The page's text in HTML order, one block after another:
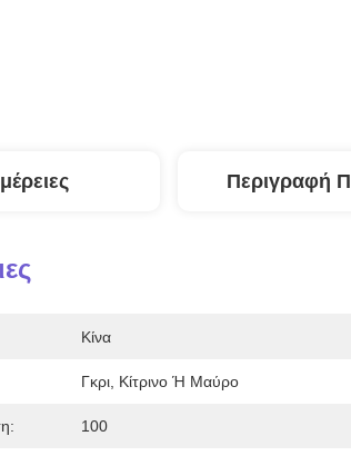
Περιγραφή
Κίνα
Γκρι, Κίτρινο Ή Μαύρο
100